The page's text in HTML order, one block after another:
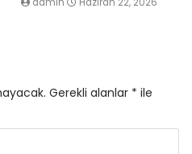
Gerekli alanlar * ile